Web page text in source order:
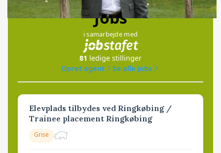
Jobs
i samarbejde med
81 ledige stillinger
Opret agent
Se alle jobs
Elevplads tilbydes ved Ringkøbing /
Trainee placement Ringkøbing
Grise